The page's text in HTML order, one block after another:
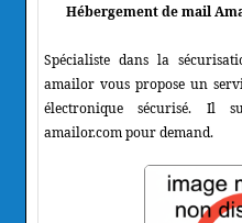
Hébergement de mail
Spécialiste dans la
amailor vous propose un
électronique sécurisé. Il
amailor.com pour demand.